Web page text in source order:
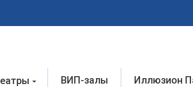
ВИП-залы Иллюзион